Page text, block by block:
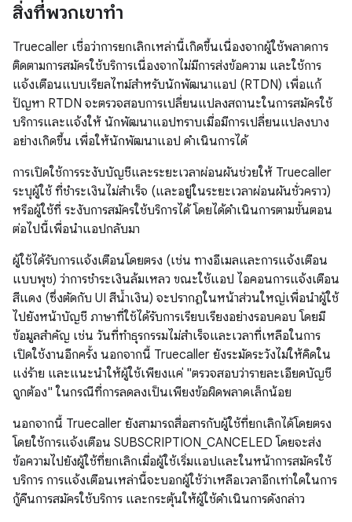
สิ่งที่พวกเขาทำ
Truecaller เชื่อว่าการยกเลิกเหล่านี้เกิดขึ้นเนื่องจากผู้ใช้พลาดการ
ติดตามการสมัครใช้บริการเนื่องจากไม่มีการส่งข้อความ และใช้การ
แจ้งเตือนแบบเรียลไทม์สำหรับนักพัฒนาแอป (RTDN) เพื่อแก้
ปัญหา RTDN จะตรวจสอบการเปลี่ยนแปลงสถานะในการสมัครใช้
บริการและแจ้งให้ นักพัฒนาแอปทราบเมื่อมีการเปลี่ยนแปลงบาง
อย่างเกิดขึ้น เพื่อให้นักพัฒนาแอป ดำเนินการได้
การเปิดใช้การระงับบัญชีและระยะเวลาผ่อนผันช่วยให้ Truecaller
ระบุผู้ใช้ ที่ชำระเงินไม่สำเร็จ (และอยู่ในระยะเวลาผ่อนผันชั่วคราว)
หรือผู้ใช้ที่ ระงับการสมัครใช้บริการได้ โดยได้ดำเนินการตามขั้นตอน
ต่อไปนี้เพื่อนำแอปกลับมา
ผู้ใช้ได้รับการแจ้งเตือนโดยตรง (เช่น ทางอีเมลและการแจ้งเตือน
แบบพุช) ว่าการชำระเงินล้มเหลว ขณะใช้แอป ไอคอนการแจ้งเตือน
สีแดง (ซึ่งตัดกับ UI สีน้ำเงิน) จะปรากฏในหน้าส่วนใหญ่เพื่อนำผู้ใช้
ไปยังหน้าบัญชี ภาษาที่ใช้ได้รับการเรียบเรียงอย่างรอบคอบ โดยมี
ข้อมูลสำคัญ เช่น วันที่ทำธุรกรรมไม่สำเร็จและเวลาที่เหลือในการ
เปิดใช้งานอีกครั้ง นอกจากนี้ Truecaller ยังระมัดระวังไม่ให้คิดใน
แง่ร้าย และแนะนำให้ผู้ใช้เพียงแค่ "ตรวจสอบว่ารายละเอียดบัญชี
ถูกต้อง" ในกรณีที่การลดลงเป็นเพียงข้อผิดพลาดเล็กน้อย
นอกจากนี้ Truecaller ยังสามารถสื่อสารกับผู้ใช้ที่ยกเลิกได้โดยตรง
โดยใช้การแจ้งเตือน SUBSCRIPTION_CANCELED โดยจะส่ง
ข้อความไปยังผู้ใช้ที่ยกเลิกเมื่อผู้ใช้เริ่มแอปและในหน้าการสมัครใช้
บริการ การแจ้งเตือนเหล่านี้จะบอกผู้ใช้ว่าเหลือเวลาอีกเท่าใดในการ
กู้คืนการสมัครใช้บริการ และกระตุ้นให้ผู้ใช้ดำเนินการดังกล่าว